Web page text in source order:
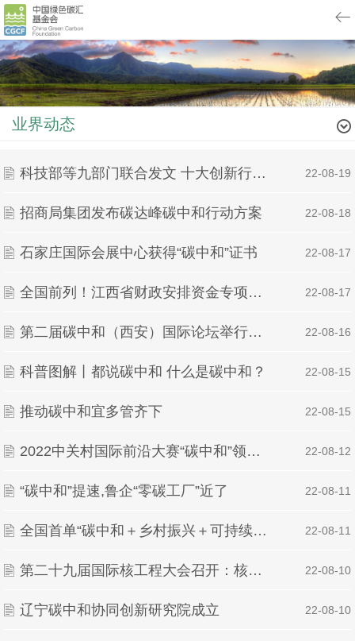
业界动态
科技部等九部门联合发文 十大创新行动助力碳达峰碳中和 | 22-08-19
招商局集团发布碳达峰碳中和行动方案 | 22-08-18
石家庄国际会展中心获得“碳中和”证书 | 22-08-17
全国前列！江西省财政安排资金专项推进碳达峰碳中和 | 22-08-17
第二届碳中和（西安）国际论坛举行王琳出席并致辞 | 22-08-16
科普图解丨都说碳中和 什么是碳中和？ | 22-08-15
推动碳中和宜多管齐下 | 22-08-15
2022中关村国际前沿大赛“碳中和”领域决赛前十名出炉 | 22-08-12
“碳中和”提速,鲁企“零碳工厂”近了 | 22-08-11
全国首单“碳中和＋乡村振兴＋可持续发展挂钩” | 22-08-11
第二十九届国际核工程大会召开：核能创新助力碳中和未来 | 22-08-10
辽宁碳中和协同创新研究院成立 | 22-08-10